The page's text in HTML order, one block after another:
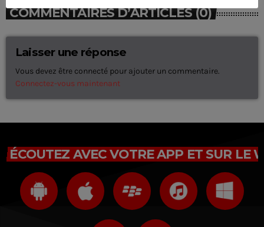
COMMENTAIRES D’ARTICLES (0)
Laisser une réponse
Vous devez être connecté pour ajouter un commentaire.
Connectez-vous maintenant
ÉCOUTEZ AVEC VOTRE APP ET SUR LE